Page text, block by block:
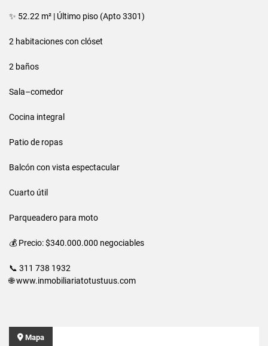
✨ 52.22 m² | Último piso (Apto 3301)
2 habitaciones con clóset
2 baños
Sala–comedor
Cocina integral
Patio de ropas
Balcón con vista espectacular
Cuarto útil
Parqueadero para moto
💰 Precio: $340.000.000 negociables
📞 311 738 1932
🌐 www.inmobiliariatotustuus.com
Mapa